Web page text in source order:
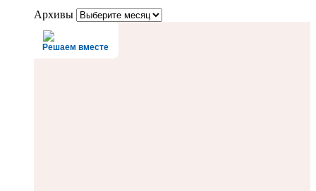
Архивы
Решаем вместе